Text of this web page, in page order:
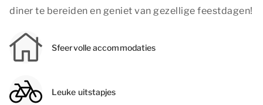
diner te bereiden en geniet van gezellige feestdagen!
Sfeervolle accommodaties
Leuke uitstapjes